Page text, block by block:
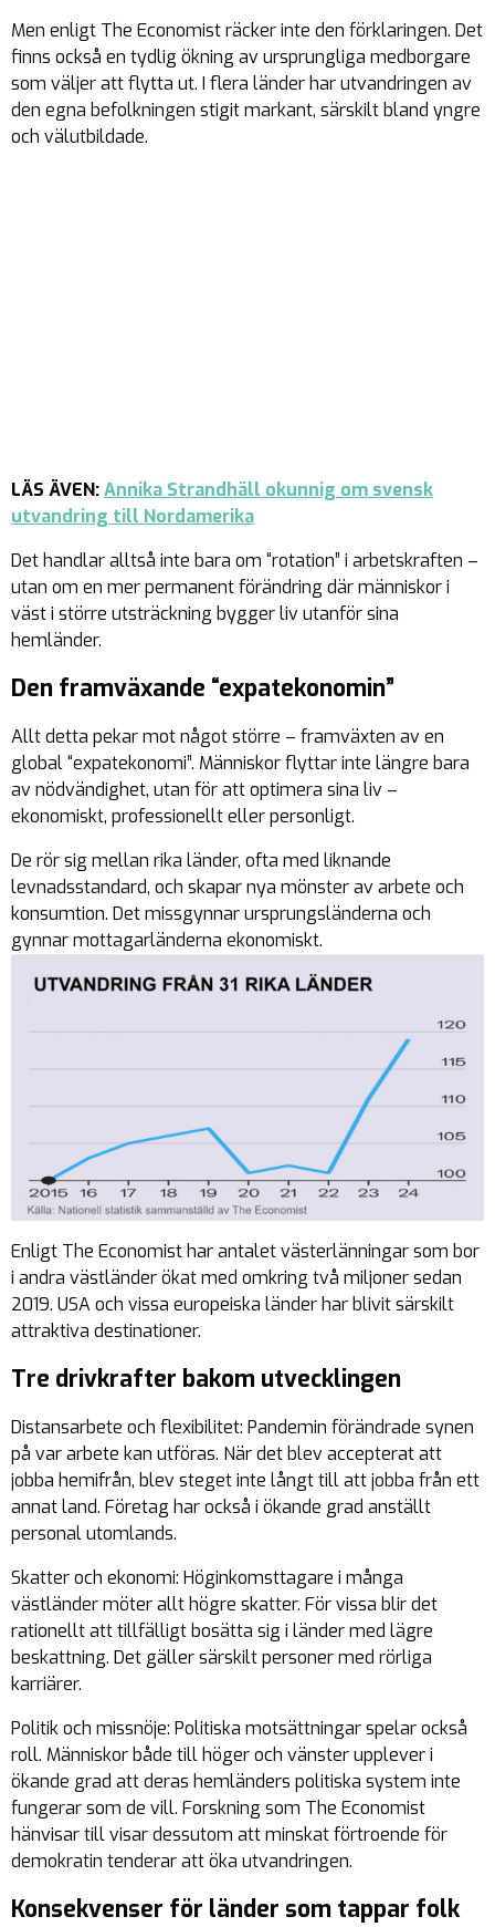
Men enligt The Economist räcker inte den förklaringen. Det
finns också en tydlig ökning av ursprungliga medborgare
som väljer att flytta ut. I flera länder har utvandringen av
den egna befolkningen stigit markant, särskilt bland yngre
och välutbildade.
LÄS ÄVEN:Annika Strandhäll okunnig om svensk
utvandring till Nordamerika
Det handlar alltså inte bara om “rotation” i arbetskraften –
utan om en mer permanent förändring där människor i
väst i större utsträckning bygger liv utanför sina
hemländer.
Den framväxande “expatekonomin”
Allt detta pekar mot något större – framväxten av en
global “expatekonomi”. Människor flyttar inte längre bara
av nödvändighet, utan för att optimera sina liv –
ekonomiskt, professionellt eller personligt.
De rör sig mellan rika länder, ofta med liknande
levnadsstandard, och skapar nya mönster av arbete och
konsumtion. Det missgynnar ursprungsländerna och
gynnar mottagarländerna ekonomiskt.
Enligt The Economist har antalet västerlänningar som bor
i andra västländer ökat med omkring två miljoner sedan
2019. USA och vissa europeiska länder har blivit särskilt
attraktiva destinationer.
Tre drivkrafter bakom utvecklingen
Distansarbete och flexibilitet: Pandemin förändrade synen
på var arbete kan utföras. När det blev accepterat att
jobba hemifrån, blev steget inte långt till att jobba från ett
annat land. Företag har också i ökande grad anställt
personal utomlands.
Skatter och ekonomi: Höginkomsttagare i många
västländer möter allt högre skatter. För vissa blir det
rationellt att tillfälligt bosätta sig i länder med lägre
beskattning. Det gäller särskilt personer med rörliga
karriärer.
Politik och missnöje: Politiska motsättningar spelar också
roll. Människor både till höger och vänster upplever i
ökande grad att deras hemländers politiska system inte
fungerar som de vill. Forskning som The Economist
hänvisar till visar dessutom att minskat förtroende för
demokratin tenderar att öka utvandringen.
Konsekvenser för länder som tappar folk